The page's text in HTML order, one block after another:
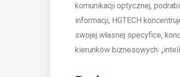
komunikacji optycznej,
informacji, HGTECH
swojej własnej specyfice,
kierunków biznesowych: